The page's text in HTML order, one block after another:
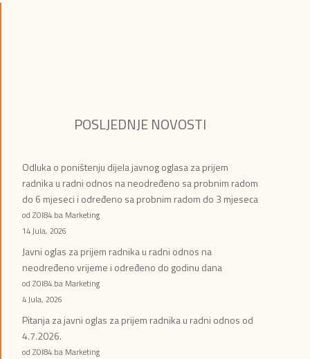
POSLJEDNJE NOVOSTI
Odluka o poništenju dijela javnog oglasa za prijem
radnika u radni odnos na neodređeno sa probnim radom
do 6 mjeseci i određeno sa probnim radom do 3 mjeseca
od ZOI84.ba Marketing
14 Jula, 2026
Javni oglas za prijem radnika u radni odnos na
neodređeno vrijeme i određeno do godinu dana
od ZOI84.ba Marketing
4 Jula, 2026
Pitanja za javni oglas za prijem radnika u radni odnos od
4.7.2026.
od ZOI84.ba Marketing